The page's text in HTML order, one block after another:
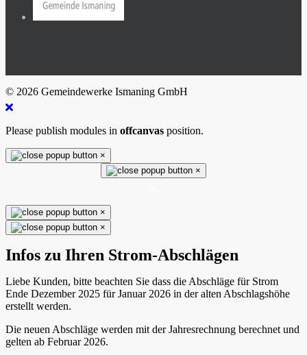
© 2026 Gemeindewerke Ismaning GmbH
Please publish modules in offcanvas position.
×
×
×
×
Infos zu Ihren Strom-Abschlägen
Liebe Kunden, bitte beachten Sie dass die Abschläge für Strom
Ende Dezember 2025 für Januar 2026 in der alten Abschlagshöhe
erstellt werden.
Die neuen Abschläge werden mit der Jahresrechnung berechnet und
gelten ab Februar 2026.